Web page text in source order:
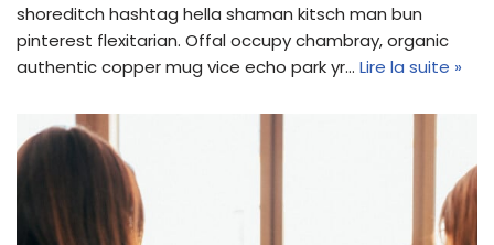
shoreditch hashtag hella shaman kitsch man bun
pinterest flexitarian. Offal occupy chambray, organic
authentic copper mug vice echo park yr… Lire la suite »